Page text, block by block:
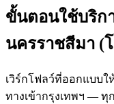
ขั้นตอนใช้บริก
นครราชสีมา (
เวิร์กโฟลว์ที่ออกแบบ
ทางเข้ากรุงเทพฯ — ทุ